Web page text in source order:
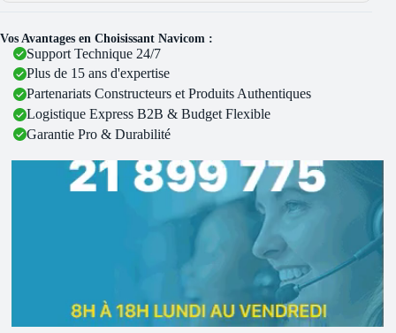
Vos Avantages en Choisissant Navicom :
Support Technique 24/7
Plus de 15 ans d'expertise
Partenariats Constructeurs et Produits Authentiques
Logistique Express B2B & Budget Flexible
Garantie Pro & Durabilité